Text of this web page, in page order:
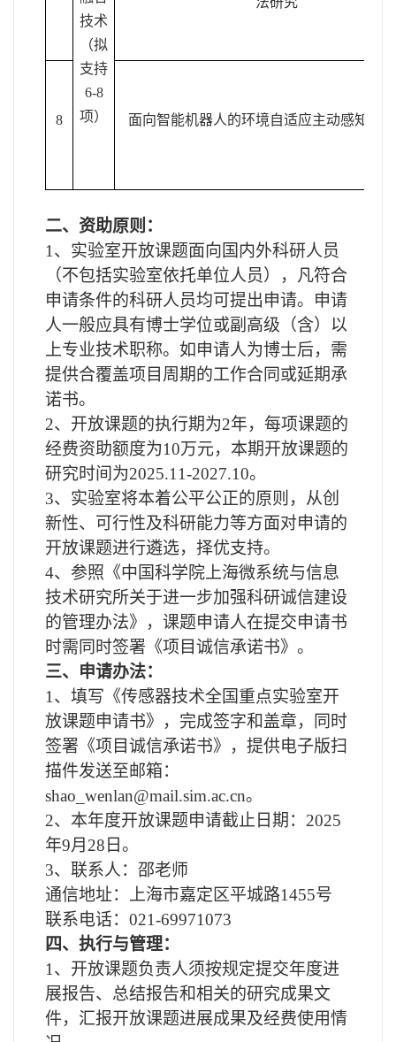
技术
（拟
支持
6-8
项）
8 面向智能机器人的环境自适应主动感知技
二、资助原则：
1 、实验室开放课题面向国内外科研人员
（不包括实验室依托单位人员），凡符合
申请条件的科研人员均可提出申请。申请
人一般应具有博士学位或副高级（含）以
上专业技术职称。如申请人为博士后，需
提供合覆盖项目周期的工作合同或延期承
诺书。
2、开放课题的执行期为2年，每项课题的
经费资助额度为10万元，本期开放课题的
研究时间为2025.11-2027.10。
3、实验室将本着公平公正的原则，从创
新性、可行性及科研能力等方面对申请的
开放课题进行遴选，择优支持。
4、参照《中国科学院上海微系统与信息
技术研究所关于进一步加强科研诚信建设
的管理办法》，课题申请人在提交申请书
时需同时签署《项目诚信承诺书》。
三、申请办法：
1 、填写《传感器技术全国重点实验室开
放课题申请书》，完成签字和盖章，同时
签署《项目诚信承诺书》，提供电子版扫
描件发送至邮箱：
shao_wenlan@mail.sim.ac.cn。
2、本年度开放课题申请截止日期：2025
年9月28日。
3、联系人：邵老师
通信地址：上海市嘉定区平城路1455号
联系电话：021-69971073
四、执行与管理：
1 、开放课题负责人须按规定提交年度进
展报告、总结报告和相关的研究成果文
件，汇报开放课题进展成果及经费使用情